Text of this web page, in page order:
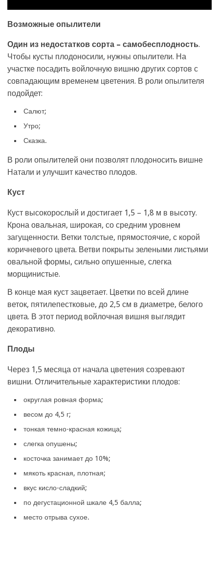
Возможные опылители
Один из недостатков сорта – самобесплодность.
Чтобы кусты плодоносили, нужны опылители. На
участке посадить войлочную вишню других сортов с
совпадающим временем цветения. В роли опылителя
подойдет:
Салют;
Утро;
Сказка.
В роли опылителей они позволят плодоносить вишне
Натали и улучшит качество плодов.
Куст
Куст высокорослый и достигает 1,5 – 1,8 м в высоту.
Крона овальная, широкая, со средним уровнем
загущенности. Ветки толстые, прямостоячие, с корой
коричневого цвета. Ветви покрыты зелеными листьями
овальной формы, сильно опушенные, слегка
морщинистые.
В конце мая куст зацветает. Цветки по всей длине
веток, пятилепестковые, до 2,5 см в диаметре, белого
цвета. В этот период войлочная вишня выглядит
декоративно.
Плоды
Через 1,5 месяца от начала цветения созревают
вишни. Отличительные характеристики плодов:
округлая ровная форма;
весом до 4,5 г;
тонкая темно-красная кожица;
слегка опушены;
косточка занимает до 10%;
мякоть красная, плотная;
вкус кисло-сладкий;
по дегустационной шкале 4,5 балла;
место отрыва сухое.